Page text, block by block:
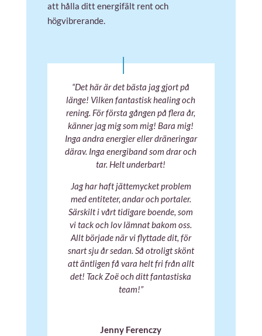
att hålla ditt energifält rent och
högvibrerande.
“Det här är det bästa jag gjort på
länge! Vilken fantastisk healing och
rening. För första gången på flera år,
känner jag mig som mig! Bara mig!
Inga andra energier eller dräneringar
därav. Inga energiband som drar och
tar. Helt underbart!
Jag har haft jättemycket problem
med entiteter, andar och portaler.
Särskilt i vårt tidigare boende, som
vi tack och lov lämnat bakom oss.
Allt började när vi flyttade dit, för
snart sju år sedan. Så otroligt skönt
att äntligen få vara helt fri från allt
det! Tack Zoë och ditt fantastiska
team!”
Jenny Ferenczy